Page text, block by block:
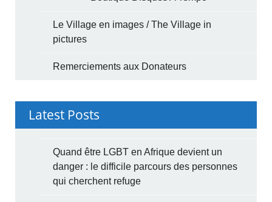
Le Village en images / The Village in
pictures
Remerciements aux Donateurs
Latest Posts
Quand être LGBT en Afrique devient un
danger : le difficile parcours des personnes
qui cherchent refuge